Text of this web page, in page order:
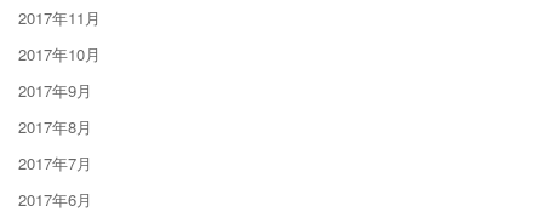
2017年11月
2017年10月
2017年9月
2017年8月
2017年7月
2017年6月